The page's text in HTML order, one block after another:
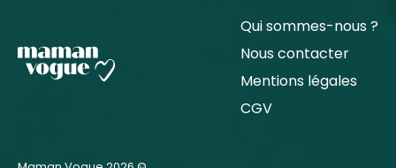
Qui sommes-nous ?
Nous contacter
Mentions légales
CGV